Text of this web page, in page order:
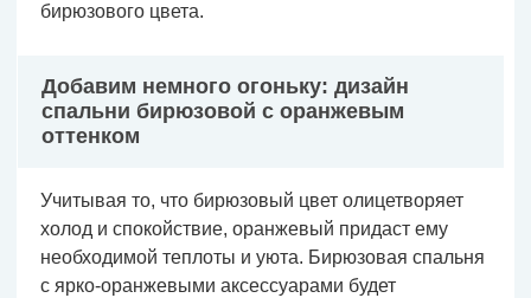
бирюзового цвета.
Добавим немного огоньку: дизайн
спальни бирюзовой с оранжевым
оттенком
Учитывая то, что бирюзовый цвет олицетворяет
холод и спокойствие, оранжевый придаст ему
необходимой теплоты и уюта. Бирюзовая спальня
с ярко-оранжевыми аксессуарами будет